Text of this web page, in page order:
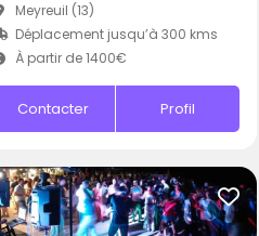
Meyreuil (13)
Déplacement jusqu’à 300 kms
À partir de 1400€
Contacter Profil